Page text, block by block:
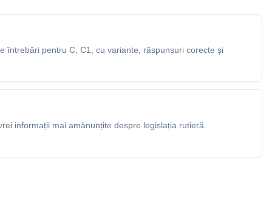
întrebări pentru C, C1, cu variante, răspunsuri corecte și
informații mai amănunțite despre legislația rutieră.